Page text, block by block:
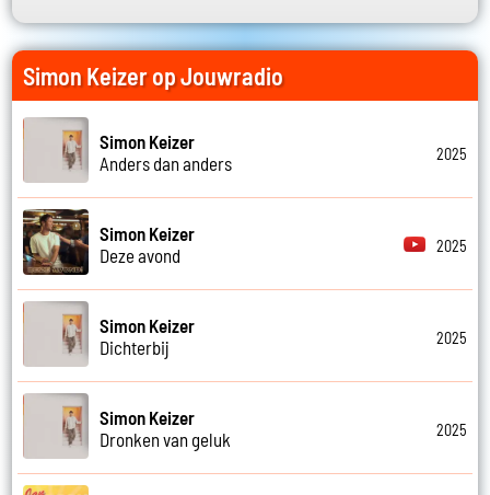
Simon Keizer op Jouwradio
Simon Keizer
Anders dan anders
2025
Simon Keizer
Deze avond
2025
Simon Keizer
Dichterbij
2025
Simon Keizer
Dronken van geluk
2025